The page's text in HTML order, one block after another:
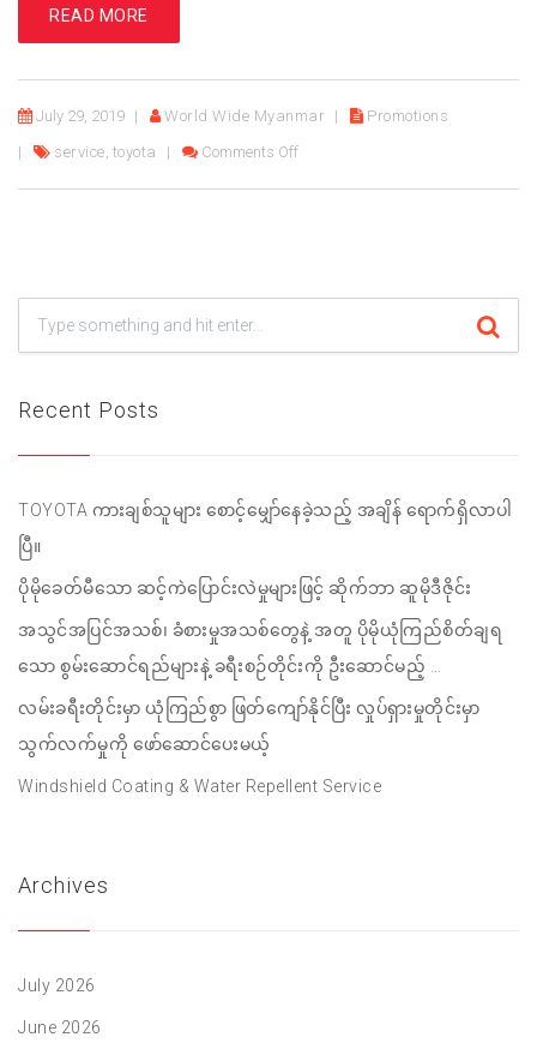
READ MORE
July 29, 2019 World Wide Myanmar
Promotions
service, toyota Comments Offon မြန်မာနိုင်ငံမှ Toyota ကားချ
Recent Posts
TOYOTA ကားချစ်သူများ စောင့်မျှော်နေခဲ့သည့် အချိန် ရောက်ရှိလာပါ
ပြီ။
ပိုမိုခေတ်မီသော ဆင့်ကဲပြောင်းလဲမှုများဖြင့် ဆိုက်ဘာ ဆူမိုဒီဇိုင်း
အသွင်အပြင်အသစ်၊ ခံစားမှုအသစ်တွေနဲ့ အတူ ပိုမိုယုံကြည်စိတ်ချရ
သော စွမ်းဆောင်ရည်များနဲ့ ခရီးစဉ်တိုင်းကို ဦးဆောင်မည့် …
လမ်းခရီးတိုင်းမှာ ယုံကြည်စွာ ဖြတ်ကျော်နိုင်ပြီး လှုပ်ရှားမှုတိုင်းမှာ
သွက်လက်မှုကို ဖော်ဆောင်ပေးမယ့်
Windshield Coating & Water Repellent Service
Archives
July 2026
June 2026